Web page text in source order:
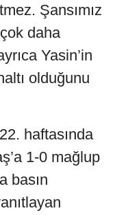
Şansımız
daha
Yasin’in
olduğunu
haftasında
1-0 mağlup
basın